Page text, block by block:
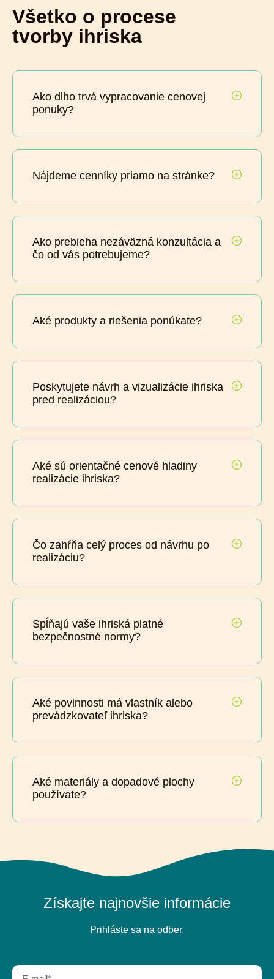
Všetko o procese
tvorby ihriska
Ako dlho trvá vypracovanie cenovej
ponuky?
Nájdeme cenníky priamo na stránke?
Ako prebieha nezáväzná konzultácia a
čo od vás potrebujeme?
Aké produkty a riešenia ponúkate?
Poskytujete návrh a vizualizácie ihriska
pred realizáciou?
Aké sú orientačné cenové hladiny
realizácie ihriska?
Čo zahŕňa celý proces od návrhu po
realizáciu?
Spĺňajú vaše ihriská platné
bezpečnostné normy?
Aké povinnosti má vlastník alebo
prevádzkovateľ ihriska?
Aké materiály a dopadové plochy
používate?
Získajte najnovšie informácie
Prihláste sa na odber.